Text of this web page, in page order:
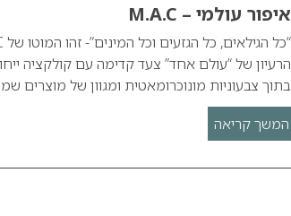
איפור עולמי – M.A.C
הרעיון של “עולם אחד” צעד קדימה עם קולקציה
בתוך צבעוניות מונוכרומאטית ומגוון של מוצרים
המשך קריאה